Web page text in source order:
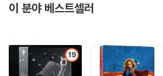
이 분야 베스트셀러
19